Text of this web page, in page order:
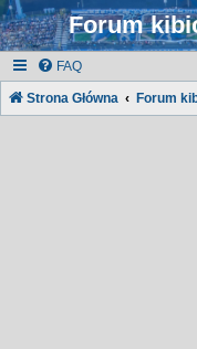
Forum
FAQ
Strona Główna Forum